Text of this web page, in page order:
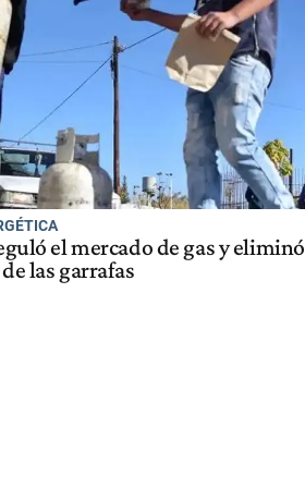
el mercado de gas y
las garrafas